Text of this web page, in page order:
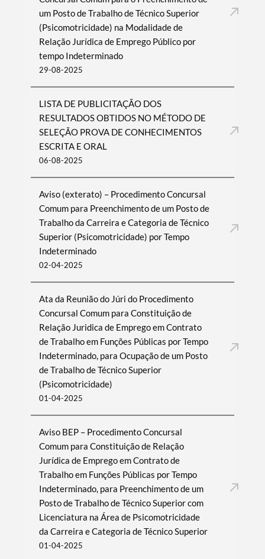
um Posto de Trabalho de Técnico Superior
(Psicomotricidade) na Modalidade de
Relação Jurídica de Emprego Público por
tempo Indeterminado
29-08-2025
LISTA DE PUBLICITAÇÃO DOS
RESULTADOS OBTIDOS NO MÉTODO DE
SELEÇÃO PROVA DE CONHECIMENTOS
ESCRITA E ORAL
06-08-2025
Aviso (exterato) – Procedimento Concursal
Comum para Preenchimento de um Posto de
Trabalho da Carreira e Categoria de Técnico
Superior (Psicomotricidade) por Tempo
Indeterminado
02-04-2025
Ata da Reunião do Júri do Procedimento
Concursal Comum para Constituição de
Relação Juridica de Emprego em Contrato
de Trabalho em Funções Públicas por Tempo
Indeterminado, para Ocupação de um Posto
de Trabalho de Técnico Superior
(Psicomotricidade)
01-04-2025
Aviso BEP – Procedimento Concursal
Comum para Constituição de Relação
Jurídica de Emprego em Contrato de
Trabalho em Funções Públicas por Tempo
Indeterminado, para Preenchimento de um
Posto de Trabalho de Técnico Superior com
Licenciatura na Área de Psicomotricidade
da Carreira e Categoria de Técnico Superior
01-04-2025